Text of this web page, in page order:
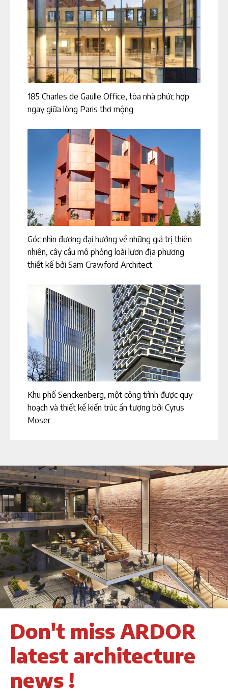
185 Charles de Gaulle Office, tòa nhà phức hợp
ngay giữa lòng Paris thơ mộng
Góc nhìn đương đại hướng về những giá trị thiên
nhiên, cây cầu mô phỏng loài lươn địa phương
thiết kế bởi Sam Crawford Architect.
Khu phố Senckenberg, một công trình được quy
hoạch và thiết kế kiến trúc ấn tượng bởi Cyrus
Moser
Don't miss ARDOR
latest architecture
news !